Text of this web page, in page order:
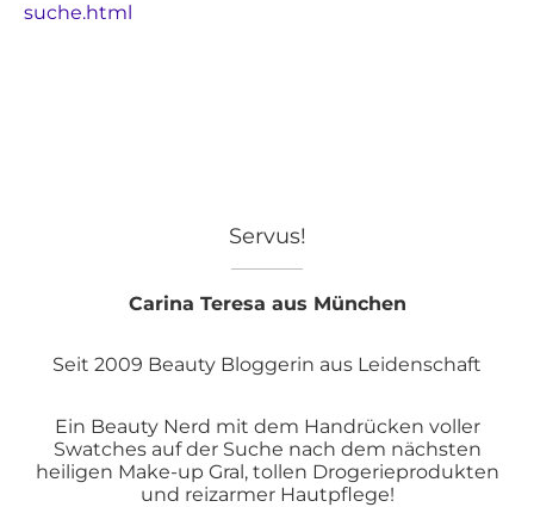
suche.html
Servus!
Carina Teresa aus München
Seit 2009 Beauty Bloggerin aus Leidenschaft
Ein Beauty Nerd mit dem Handrücken voller
Swatches auf der Suche nach dem nächsten
heiligen Make-up Gral, tollen Drogerieprodukten
und reizarmer Hautpflege!